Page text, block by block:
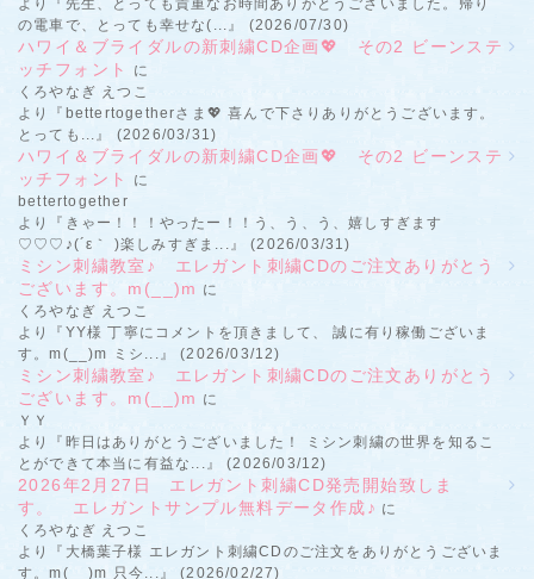
より『先生、とっても貴重なお時間ありがとうございました。帰り
の電車で、とっても幸せな(...』 (2026/07/30)
ハワイ＆ブライダルの新刺繍CD企画💖 その2 ビーンステ
ッチフォント
に
くろやなぎ えつこ
より『bettertogetherさま💖 喜んで下さりありがとうございます。
とっても...』 (2026/03/31)
ハワイ＆ブライダルの新刺繍CD企画💖 その2 ビーンステ
ッチフォント
に
bettertogether
より『きゃー！！！やったー！！う、う、う、嬉しすぎます
♡♡♡♪(´ε｀ )楽しみすぎま...』 (2026/03/31)
ミシン刺繍教室♪ エレガント刺繍CDのご注文ありがとう
ございます。m(__)m に
くろやなぎ えつこ
より『YY様 丁寧にコメントを頂きまして、 誠に有り稼働ございま
す。m(__)m ミシ...』 (2026/03/12)
ミシン刺繍教室♪ エレガント刺繍CDのご注文ありがとう
ございます。m(__)m に
ＹＹ
より『昨日はありがとうございました！ ミシン刺繍の世界を知るこ
とができて本当に有益な...』 (2026/03/12)
2026年2月27日 エレガント刺繍CD発売開始致しま
す。 エレガントサンプル無料データ作成♪ に
くろやなぎ えつこ
より『大橋葉子様 エレガント刺繍CDのご注文をありがとうございま
す。m(__)m 只今...』 (2026/02/27)